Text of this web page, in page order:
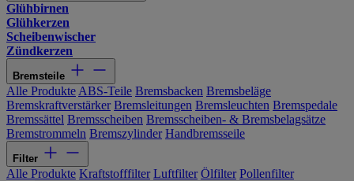
Glühbirnen
Glühkerzen
Scheibenwischer
Zündkerzen
Bremsteile
Alle Produkte ABS-Teile Bremsbacken Bremsbeläge
Bremskraftverstärker Bremsleitungen Bremsleuchten Bremspedale
Bremssättel Bremsscheiben Bremsscheiben- & Bremsbelagsätze
Bremstrommeln Bremszylinder Handbremsseile
Filter
Alle Produkte Kraftstofffilter Luftfilter Ölfilter Pollenfilter